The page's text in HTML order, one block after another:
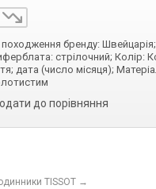
бренду:
стрілочний; Колір:
дата (число місяця);
до порівняння
TISSOT →